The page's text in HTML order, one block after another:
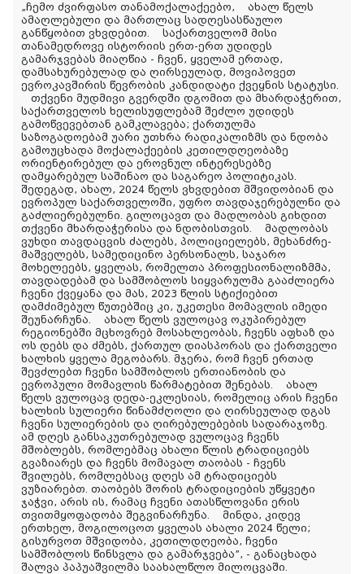
„ჩემო ძვირფასო თანამოქალაქეებო, ახალ წელს
ამაღლებული და მართლაც სადღესასწაულო
განწყობით ვხვდებით. საქართველომ მისი
თანამედროვე ისტორიის ერთ-ერთ უდიდეს
გამარჯვებას მიაღწია - ჩვენ, ყველამ ერთად,
დამსახურებულად და ღირსეულად, მოვიპოვეთ
ევროკავშირის წევრობის კანდიდატი ქვეყნის სტატუსი.
თქვენი მუდმივი გვერდში დგომით და მხარდაჭერით,
საქართველოს ხელისუფლებამ შეძლო უდიდეს
გამოწვევებთან გამკლავება; ქართულმა
საზოგადოებამ უარი უთხრა რადიკალიზმს და ნდობა
გამოუცხადა მოქალაქეების კეთილდღეობაზე
ორიენტირებულ და ეროვნულ ინტერესებზე
დამყარებულ საშინაო და საგარეო პოლიტიკას.
შედეგად, ახალ, 2024 წელს ვხვდებით მშვიდობიან და
ევროპულ საქართველოში, უფრო თავდაჯერებულნი და
გაძლიერებულნი. გილოცავთ და მადლობას გიხდით
თქვენი მხარდაჭერისა და ნდობისთვის. მადლობას
ვუხდი თავდაცვის ძალებს, პოლიციელებს, მეხანძრე-
მაშველებს, სამედიცინო პერსონალს, საჯარო
მოხელეებს, ყველას, რომელთა პროფესიონალიზმმა,
თავდადებამ და სამშობლოს სიყვარულმა გააძლიერა
ჩვენი ქვეყანა და მას, 2023 წლის სტიქიებით
დამძიმებულ წუთებშიც კი, უკეთესი მომავლის იმედი
შეუნარჩუნა. ახალ წელს ვულოცავ ოკუპირებულ
რეგიონებში მცხოვრებ მოსახლეობას, ჩვენს აფხაზ და
ოს დებს და ძმებს, ქართულ დიასპორას და ქართველი
ხალხის ყველა მეგობარს. მჯერა, რომ ჩვენ ერთად
შევძლებთ ჩვენი სამშობლოს ერთიანობის და
ევროპული მომავლის წარმატებით შენებას. ახალ
წელს ვულოცავ დედა-ეკლესიას, რომელიც არის ჩვენი
ხალხის სულიერი წინამძღოლი და ღირსეულად დგას
ჩვენი სულიერების და ღირებულებების სადარაჯოზე.
ამ დღეს განსაკუთრებულად ვულოცავ ჩვენს
მშობლებს, რომლებმაც ახალი წლის ტრადიციებს
გვაზიარეს და ჩვენს მომავალ თაობას - ჩვენს
შვილებს, რომლებსაც დღეს ამ ტრადიციებს
ვუზიარებთ. თაობებს შორის ტრადიციების უწყვეტი
ჯაჭვი, არის ის, რამაც ჩვენი ათასწლოვანი ერის
თვითმყოფადობა შეგვინარჩუნა. მინდა, კიდევ
ერთხელ, მოგილოცოთ ყველას ახალი 2024 წელი;
გისურვოთ მშვიდობა, კეთილდღეობა, ჩვენი
სამშობლოს წინსვლა და გამარჯვება”, - განაცხადა
შალვა პაპუაშვილმა საახალწლო მილოცვაში.